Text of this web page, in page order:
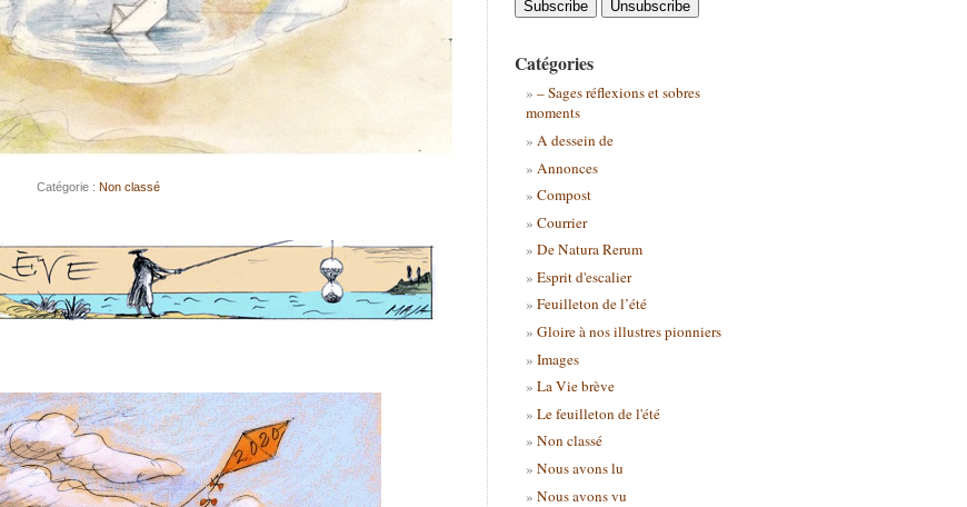
Catégorie : Non classé
Catégories
– Sages réflexions et sobres
moments
A dessein de
Annonces
Compost
Courrier
De Natura Rerum
Esprit d'escalier
Feuilleton de l’été
Gloire à nos illustres pionniers
Images
La Vie brève
Le feuilleton de l'été
Non classé
Nous avons lu
Nous avons vu